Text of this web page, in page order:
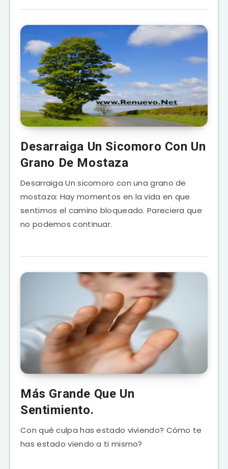
Desarraiga Un Sicomoro Con Un
Grano De Mostaza
Desarraiga Un sicomoro con una grano de
mostaza: Hay momentos en la vida en que
sentimos el camino bloqueado. Pareciera que
no podemos continuar.
Más Grande Que Un
Sentimiento.
Con qué culpa has estado viviendo? Cómo te
has estado viendo a ti mismo?